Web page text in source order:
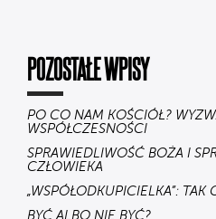
POZOSTAŁE WPISY
PO CO NAM KOŚCIÓŁ?
WSPÓŁCZESNOŚCI
SPRAWIEDLIWOŚĆ BOŻA I
CZŁOWIEKA
„WSPÓŁODKUPICIELKA”: TAK
BYĆ ALBO NIE BYĆ?